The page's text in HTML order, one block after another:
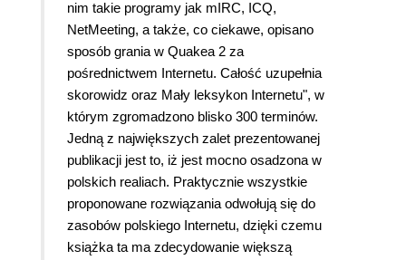
nim takie programy jak mIRC, ICQ,
NetMeeting, a także, co ciekawe, opisano
sposób grania w Quakea 2 za
pośrednictwem Internetu. Całość uzupełnia
skorowidz oraz Mały leksykon Internetu", w
którym zgromadzono blisko 300 terminów.
Jedną z największych zalet prezentowanej
publikacji jest to, iż jest mocno osadzona w
polskich realiach. Praktycznie wszystkie
proponowane rozwiązania odwołują się do
zasobów polskiego Internetu, dzięki czemu
książka ta ma zdecydowanie większą